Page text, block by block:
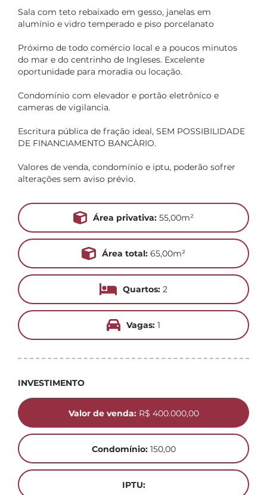
Sala com teto rebaixado em gesso, janelas em
alumínio e vidro temperado e piso porcelanato
Próximo de todo comércio local e a poucos minutos
do mar e do centrinho de Ingleses. Excelente
oportunidade para moradia ou locação.
Condomínio com elevador e portão eletrônico e
cameras de vigilancia.
Escritura pública de fração ideal, SEM POSSIBILIDADE
DE FINANCIAMENTO BANCÀRIO.
Valores de venda, condomínio e iptu, poderão sofrer
alterações sem aviso prévio.
Área privativa: 55,00m²
Área total:65,00m²
Quartos:2
Vagas: 1
INVESTIMENTO
Valor de venda:R$ 400.000,00
Condomínio:150,00
IPTU: